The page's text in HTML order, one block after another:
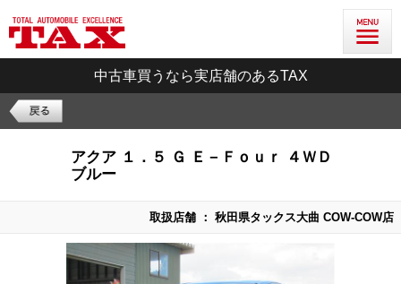
中古車買うなら実店舗のあるTAX
アクア １．５ Ｇ Ｅ－Ｆｏｕｒ ４ＷＤ
ブルー
取扱店舗 ： 秋田県タックス大曲 COW-COW店